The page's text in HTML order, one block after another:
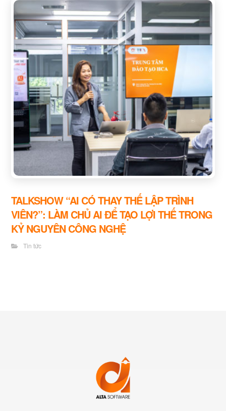
TALKSHOW “AI CÓ THAY THẾ LẬP TRÌNH
VIÊN?”: LÀM CHỦ AI ĐỂ TẠO LỢI THẾ TRONG
KỶ NGUYÊN CÔNG NGHỆ
Tin tức